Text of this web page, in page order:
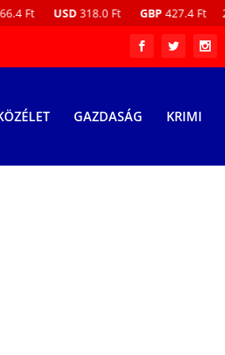
USD 318.0 Ft GBP 427.4 Ft 2026.
GAZDASÁG KRIMI